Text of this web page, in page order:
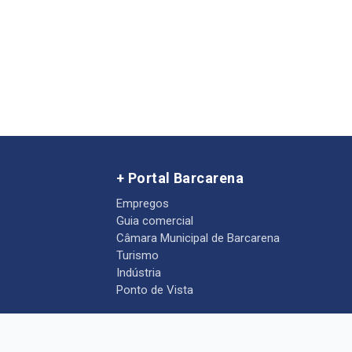
+ Portal Barcarena
Empregos
Guia comercial
Câmara Municipal de Barcarena
Turismo
Indústria
Ponto de Vista